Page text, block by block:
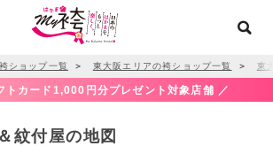
ショップ一覧 ＞ 東大阪エリアの袴ショップ一覧 ＞ 東
カード1,000円分プレゼント対象店舗 ／
紋付屋の地図